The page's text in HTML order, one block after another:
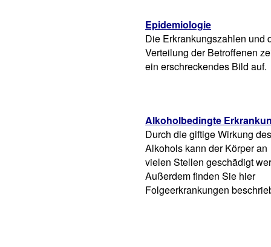
Epidemiologie
Die Erkrankungszahlen und
Verteilung der Betroffenen
ein erschreckendes Bild auf.
Alkoholbedingte
Durch die giftige Wirkung des
Alkohols kann der Körper an
vielen Stellen geschädigt
Außerdem finden Sie hier
Folgeerkrankungen